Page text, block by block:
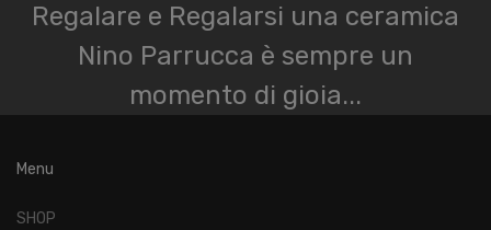
Regalare e Regalarsi una ceramica
Nino Parrucca è sempre un
momento di gioia...
Menu
SHOP